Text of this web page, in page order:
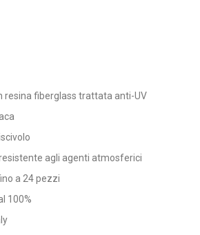
resina fiberglass trattata anti-UV
agli agenti atmosferici
a 24 pezzi
100%